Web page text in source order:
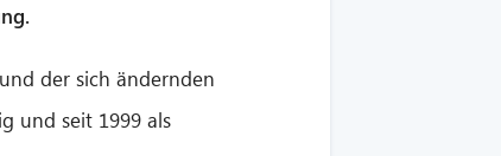
der sich ändernden
und seit 1999 als